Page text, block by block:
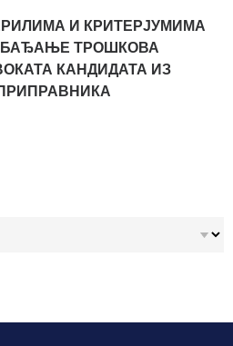
И КРИТЕРЈУМИМА
ТРОШКОВА
КАНДИДАТА ИЗ